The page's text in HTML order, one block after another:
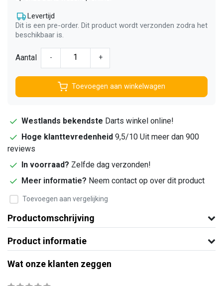
Levertijd
Dit is een pre-order. Dit product wordt verzonden zodra het
beschikbaar is.
Aantal - +
Toevoegen aan winkelwagen
Westlands bekendste Darts winkel online!
Hoge klanttevredenheid 9,5/10 Uit meer dan 900
reviews
In voorraad? Zelfde dag verzonden!
Meer informatie? Neem contact op over dit product
Toevoegen aan vergelijking
Productomschrijving
Product informatie
Wat onze klanten zeggen